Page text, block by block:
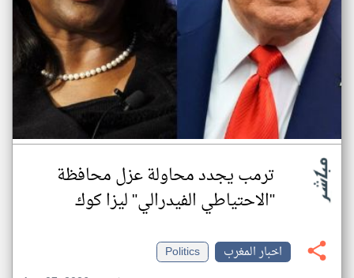
ترمب يجدد محاولة عزل محافظة
"الاحتياطي الفيدرالي" ليزا كوك
اخبار المغرب
Politics